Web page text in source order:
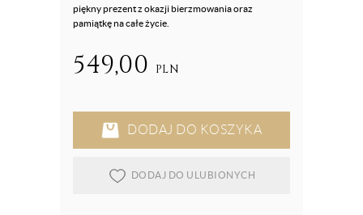
piękny prezent z okazji bierzmowania oraz
pamiątkę na całe życie.
549,00 PLN
DODAJ DO KOSZYKA
DODAJ DO ULUBIONYCH